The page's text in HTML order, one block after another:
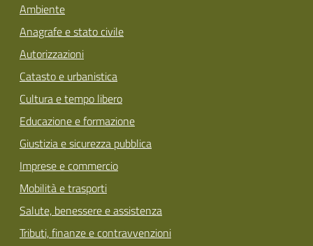
Ambiente
Anagrafe e stato civile
Autorizzazioni
Catasto e urbanistica
Cultura e tempo libero
Educazione e formazione
Giustizia e sicurezza pubblica
Imprese e commercio
Mobilità e trasporti
Salute, benessere e assistenza
Tributi, finanze e contravvenzioni